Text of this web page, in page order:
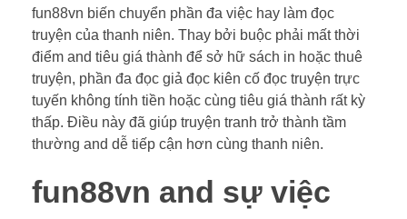
fun88vn biến chuyển phần đa việc hay làm đọc
truyện của thanh niên. Thay bởi buộc phải mất thời
điểm and tiêu giá thành để sở hữ sách in hoặc thuê
truyện, phần đa đọc giả đọc kiên cố đọc truyện trực
tuyến không tính tiền hoặc cùng tiêu giá thành rất kỳ
thấp. Điều này đã giúp truyện tranh trở thành tầm
thường and dễ tiếp cận hơn cùng thanh niên.
fun88vn and sự việc